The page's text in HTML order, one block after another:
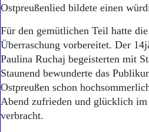
Ostpreußenlied bildete einen
Für den gemütlichen Teil hatte
Überraschung vorbereitet. Der
Paulina Ruchaj begeisterten mit
Staunend bewunderte das
Ostpreußen schon
Abend zufrieden und glücklich im
verbracht.